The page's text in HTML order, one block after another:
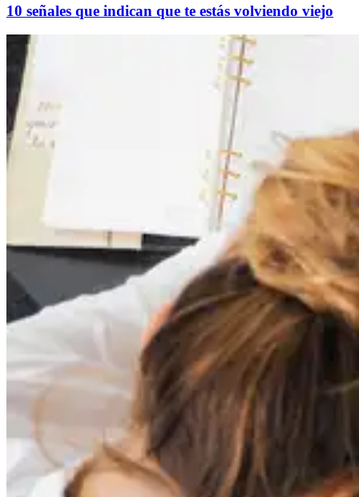
10 señales que indican que te estás volviendo viejo